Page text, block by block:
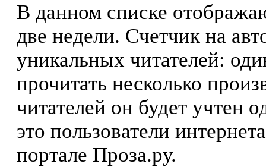
В данном списке
две недели. Счетчик на
уникальных читателей:
прочитать несколько
читателей он будет учтен
это пользователи
портале Проза.ру.